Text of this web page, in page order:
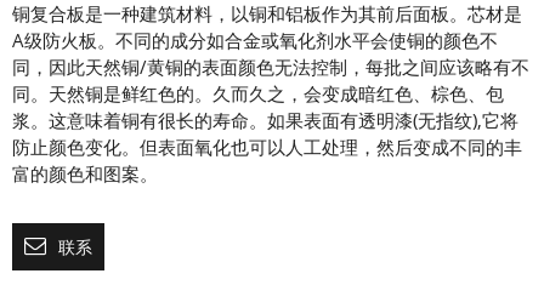
铜复合板是一种建筑材料，以铜和铝板作为其前后面板。芯材是
A级防火板。不同的成分如合金或氧化剂水平会使铜的颜色不
同，因此天然铜/黄铜的表面颜色无法控制，每批之间应该略有不
同。天然铜是鲜红色的。久而久之，会变成暗红色、棕色、包
浆。这意味着铜有很长的寿命。如果表面有透明漆(无指纹),它将
防止颜色变化。但表面氧化也可以人工处理，然后变成不同的丰
富的颜色和图案。
联系